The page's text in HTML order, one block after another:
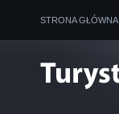
STRONA GŁÓWNA